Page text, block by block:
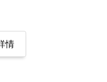
情